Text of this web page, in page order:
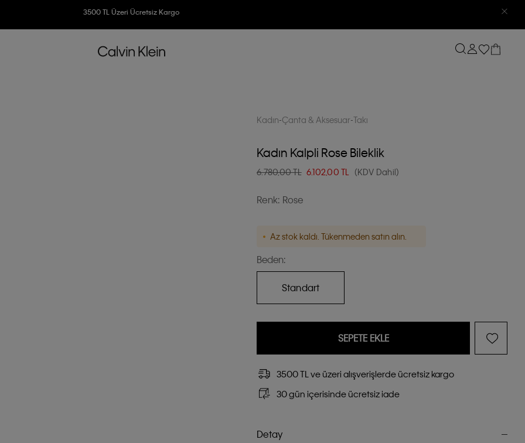
3500 TL Üzeri Ücretsiz Kargo
Kadın Çanta & Aksesuar Takı
Kadın Kalpli Rose Bileklik
6.780,00 TL 6.102,00 TL (KDV Dahil)
Renk: Rose
Az stok kaldı. Tükenmeden satın alın.
Beden:
Standart
SEPETE EKLE
3500 TL ve üzeri alışverişlerde ücretsiz kargo
30 gün içerisinde ücretsiz iade
Detay